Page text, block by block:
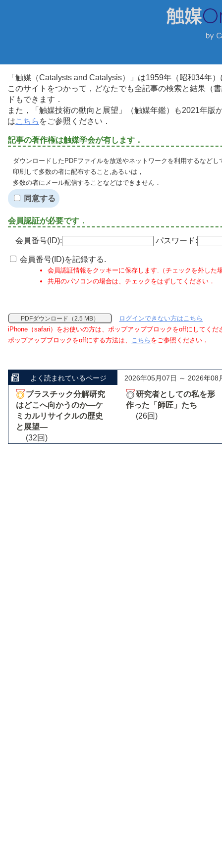
「触媒（Catalysts and Catalysis）」は1959年（昭和34年
このサイトをつかって，どなたでも全記事の検索と結果（
ドもできます．
また，「触媒技術の動向と展望」（触媒年鑑）も2021年
はこちら をご参照ください．
記事の著作権は触媒学会が有します．
ダウンロードしたPDFファイルを放送やネットワークを利用するなど
印刷して多数の者に配布すること,あるいは，
多数の者にメール配信することなどはできません．
同意する
会員認証が必要です．
会員番号(ID): パスワード:
会員番号(ID)を記録する.
会員認証情報をクッキーに保存します.（チェックを外した
共用のパソコンの場合は、チェックをはずしてください．
PDFダウンロード（2.5 MB）
ログインできない方はこちら
iPhone（safari）をお使いの方は、ポップアップブロックをoffにしてくだ
ポップアップブロックをoffにする方法は、 こちら をご参照ください．
よく読まれているページ 2026年05月07日 ～ 2026年08
プラスチック分解研究
はどこへ向かうのか―ケ
ミカルリサイクルの歴史
と展望―
(32回)
研究者としての私を形
作った「師匠」たち
(26回)